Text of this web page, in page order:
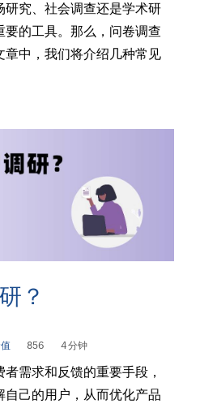
研究、社会调查还是学术研
的工具。那么，问卷调查
章中，我们将介绍几种常见
？
856 4 分钟
需求和反馈的重要手段，
己的用户，从而优化产品